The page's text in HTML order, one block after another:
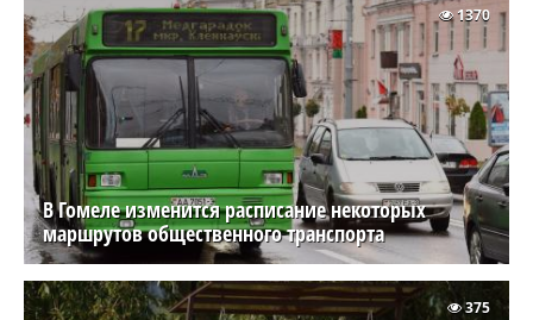
В Гомеле изменится расписание некоторых
маршрутов общественного транспорта
1370
375